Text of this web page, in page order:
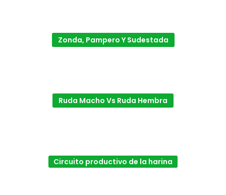
Zonda, Pampero Y Sudestada
Ruda Macho Vs Ruda Hembra
Circuito productivo de la harina